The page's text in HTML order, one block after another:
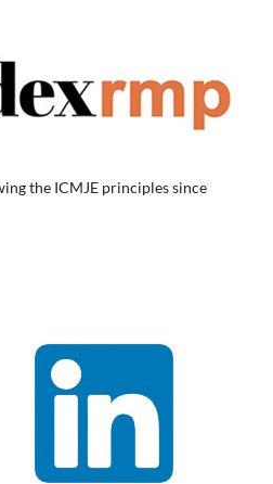
the ICMJE principles since